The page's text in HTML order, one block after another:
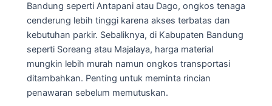
Bandung seperti Antapani atau Dago, ongkos tenaga
cenderung lebih tinggi karena akses terbatas dan
kebutuhan parkir. Sebaliknya, di Kabupaten Bandung
seperti Soreang atau Majalaya, harga material
mungkin lebih murah namun ongkos transportasi
ditambahkan. Penting untuk meminta rincian
penawaran sebelum memutuskan.